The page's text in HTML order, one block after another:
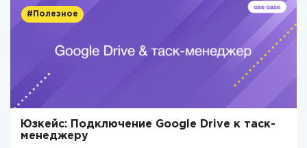
#Полезное
Юзкейс: Подключение Google Drive к таск-
менеджеру